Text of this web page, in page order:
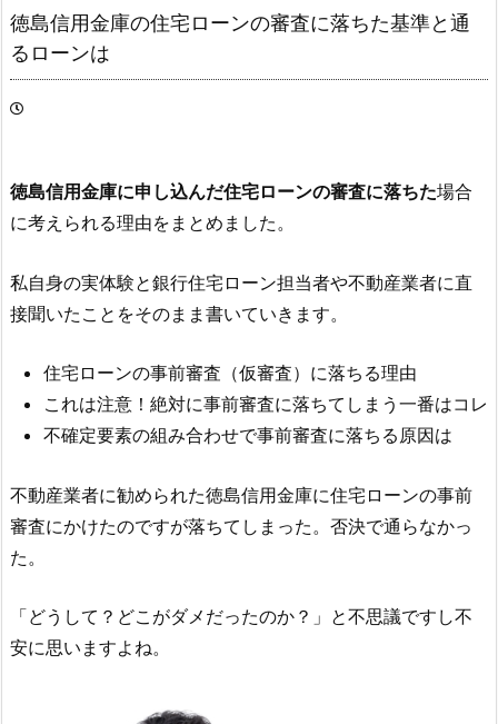
徳島信用金庫の住宅ローンの審査に落ちた基準と通
るローンは
徳島信用金庫に申し込んだ住宅ローンの審査に落ちた場合
に考えられる理由をまとめました。
私自身の実体験と銀行住宅ローン担当者や不動産業者に直
接聞いたことをそのまま書いていきます。
住宅ローンの事前審査（仮審査）に落ちる理由
これは注意！絶対に事前審査に落ちてしまう一番はコレ
不確定要素の組み合わせで事前審査に落ちる原因は
不動産業者に勧められた徳島信用金庫に住宅ローンの事前
審査にかけたのですが落ちてしまった。否決で通らなかっ
た。
「どうして？どこがダメだったのか？」と不思議ですし不
安に思いますよね。